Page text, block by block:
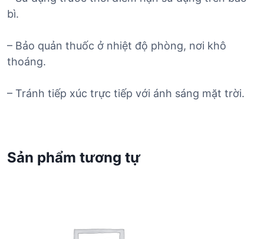
bì.
– Bảo quản thuốc ở nhiệt độ phòng, nơi khô
thoáng.
– Tránh tiếp xúc trực tiếp với ánh sáng mặt trời.
Sản phẩm tương tự